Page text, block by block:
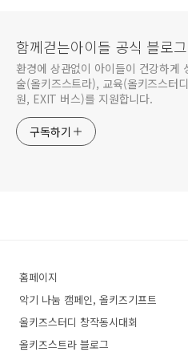
함께걷는아이들 공식 블로그
환경에 상관없이 아이들이 건강하게
술(올키즈스트라), 교육(올키즈스터
원, EXIT 버스)를 지원합니다.
구독하기
홈페이지
악기 나눔 캠페인, 올키즈기프트
올키즈스터디 창작동시대회
올키즈스트라 블로그